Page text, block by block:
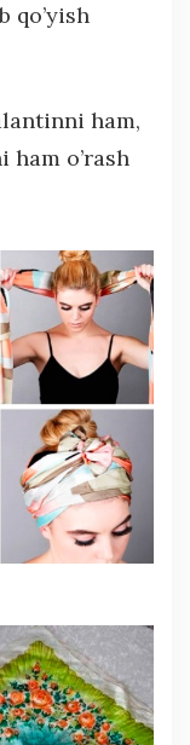
qo’yish
ham,
ham o’rash